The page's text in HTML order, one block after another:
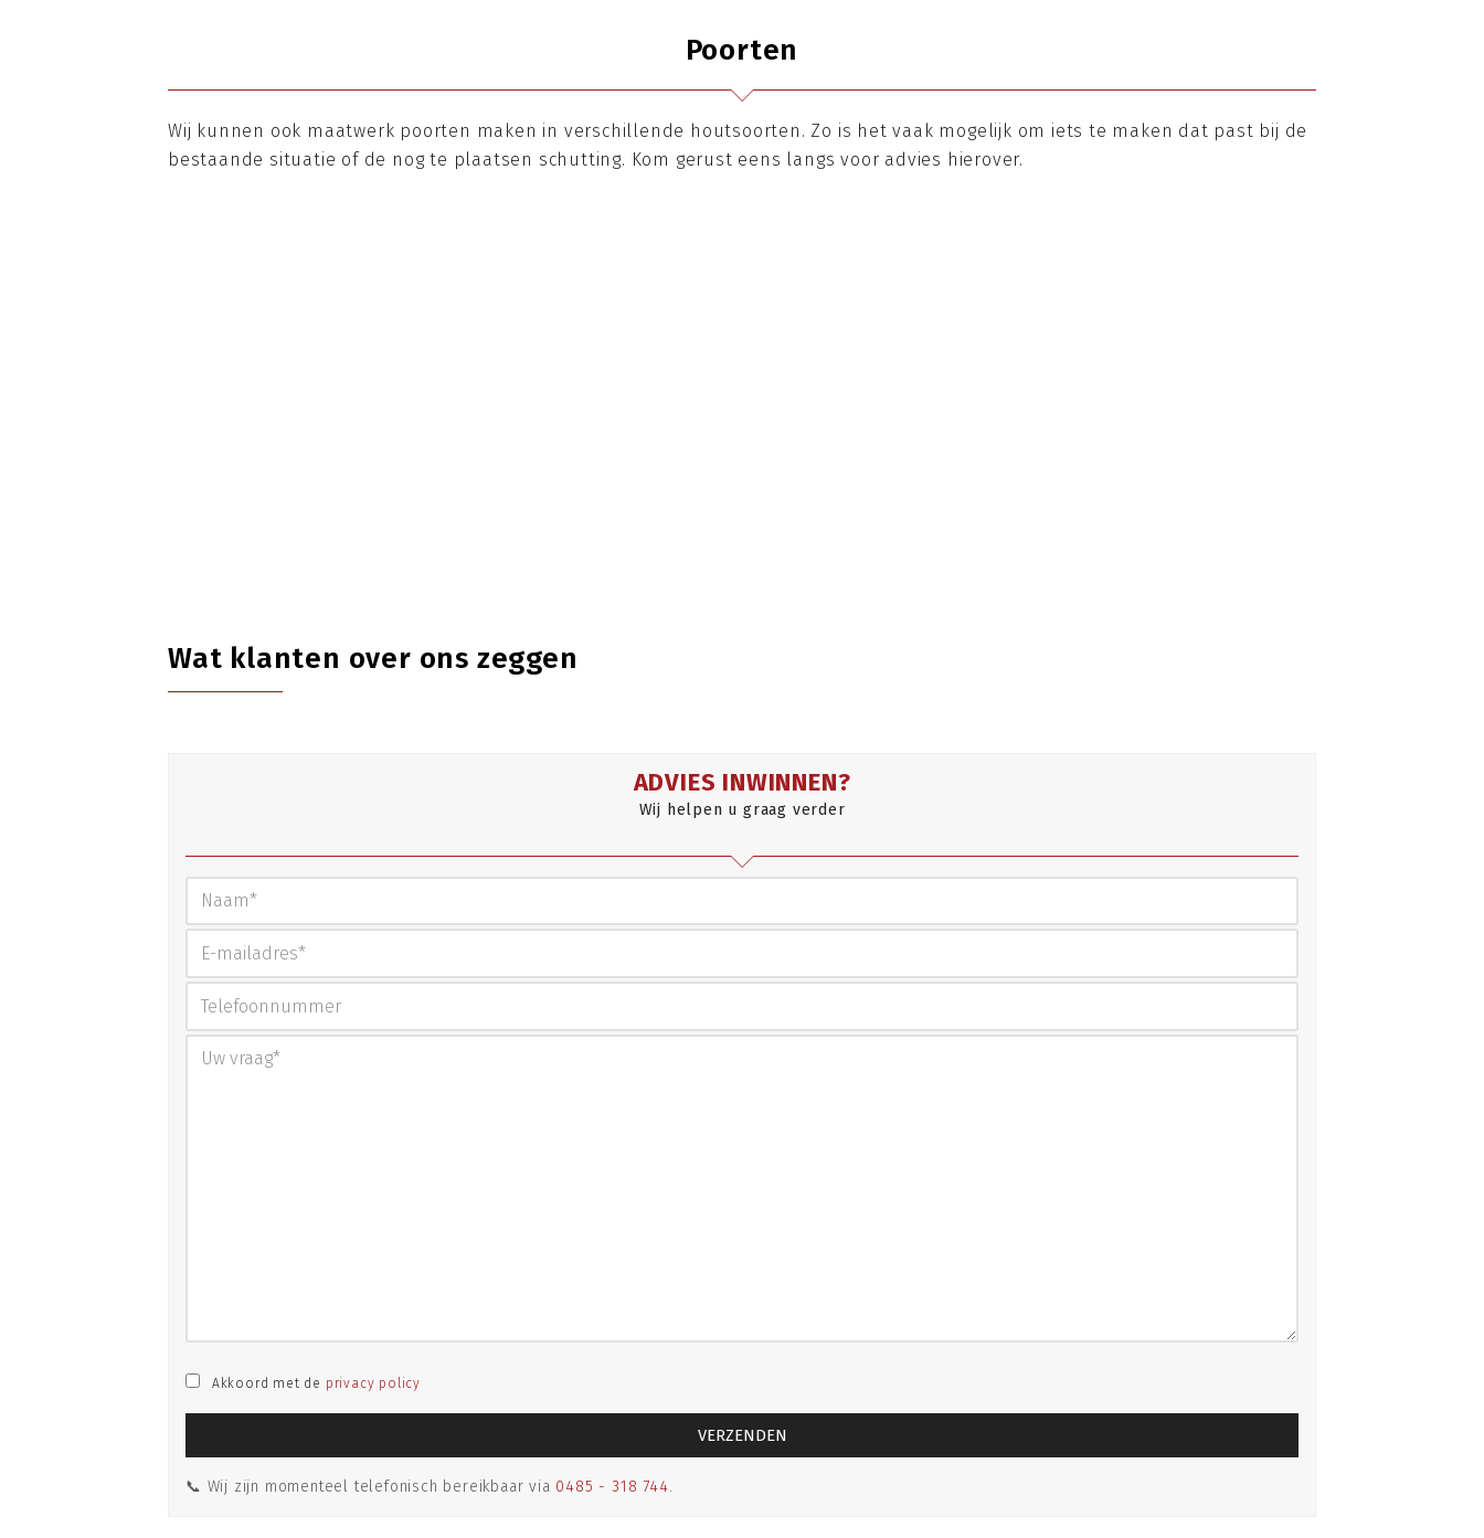
Poorten
Wij kunnen ook maatwerk poorten maken in verschillende houtsoorten. Zo is het vaak mogelijk om iets te maken dat past bij de
bestaande situatie of de nog te plaatsen schutting. Kom gerust eens langs voor advies hierover.
Wat klanten over ons zeggen
ADVIES INWINNEN?
Wij helpen u graag verder
Akkoord met de privacy policy
📞 Wij zijn momenteel telefonisch bereikbaar via 0485 - 318 744.